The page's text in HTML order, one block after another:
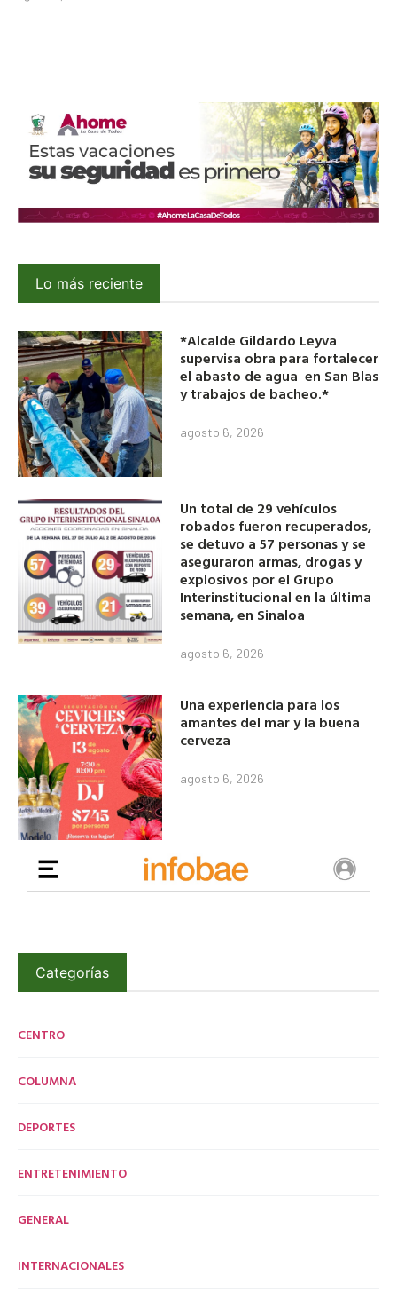
Lo más reciente
*Alcalde Gildardo Leyva
supervisa obra para fortalecer
el abasto de agua en San Blas
y trabajos de bacheo.*
agosto 6, 2026
Un total de 29 vehículos
robados fueron recuperados,
se detuvo a 57 personas y se
aseguraron armas, drogas y
explosivos por el Grupo
Interinstitucional en la última
semana, en Sinaloa
agosto 6, 2026
Una experiencia para los
amantes del mar y la buena
cerveza
agosto 6, 2026
Categorías
CENTRO
COLUMNA
DEPORTES
ENTRETENIMIENTO
GENERAL
INTERNACIONALES